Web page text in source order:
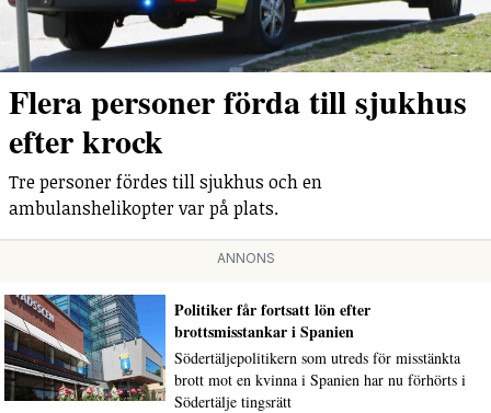
Flera personer förda till sjukhus
efter krock
Tre personer fördes till sjukhus och en
ambulanshelikopter var på plats.
ANNONS
Politiker får fortsatt lön efter
brottsmisstankar i Spanien
Södertäljepolitikern som utreds för misstänkta
brott mot en kvinna i Spanien har nu förhörts i
Södertälje tingsrätt